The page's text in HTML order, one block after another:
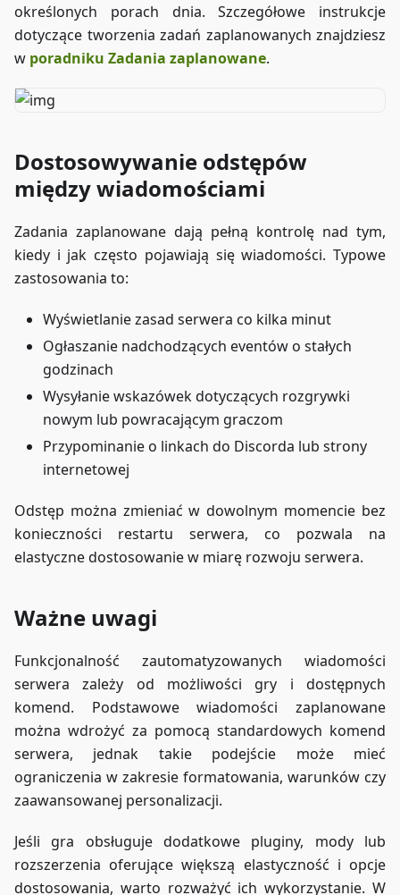
określonych porach dnia. Szczegółowe instrukcje
dotyczące tworzenia zadań zaplanowanych znajdziesz
w poradniku Zadania zaplanowane.
Dostosowywanie odstępów
między wiadomościami
Zadania zaplanowane dają pełną kontrolę nad tym,
kiedy i jak często pojawiają się wiadomości. Typowe
zastosowania to:
Wyświetlanie zasad serwera co kilka minut
Ogłaszanie nadchodzących eventów o stałych
godzinach
Wysyłanie wskazówek dotyczących rozgrywki
nowym lub powracającym graczom
Przypominanie o linkach do Discorda lub strony
internetowej
Odstęp można zmieniać w dowolnym momencie bez
konieczności restartu serwera, co pozwala na
elastyczne dostosowanie w miarę rozwoju serwera.
Ważne uwagi
Funkcjonalność zautomatyzowanych wiadomości
serwera zależy od możliwości gry i dostępnych
komend. Podstawowe wiadomości zaplanowane
można wdrożyć za pomocą standardowych komend
serwera, jednak takie podejście może mieć
ograniczenia w zakresie formatowania, warunków czy
zaawansowanej personalizacji.
Jeśli gra obsługuje dodatkowe pluginy, mody lub
rozszerzenia oferujące większą elastyczność i opcje
dostosowania, warto rozważyć ich wykorzystanie. W